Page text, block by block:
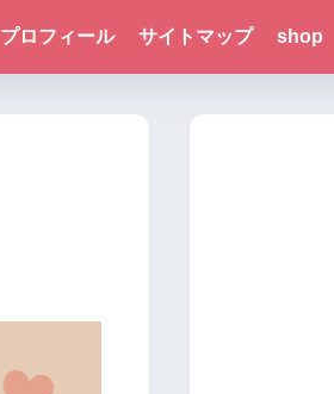
プロフィール サイトマップ shop